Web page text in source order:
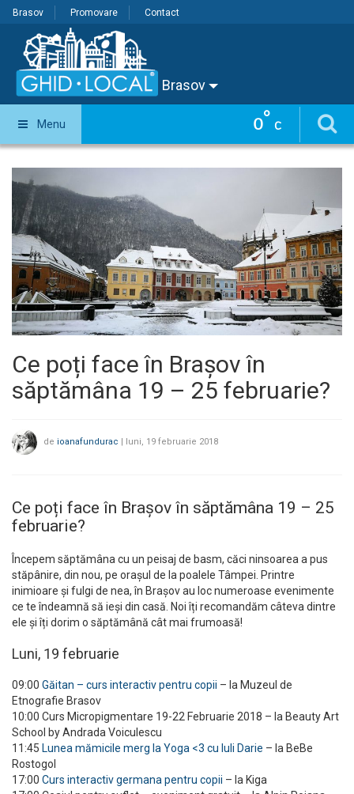
Brasov Promovare Contact
Brasov
0° C
Menu
Ce poți face în Brașov în
săptămâna 19 – 25 februarie?
de ioanafundurac | luni, 19 februarie 2018
Ce poți face în Brașov în săptămâna 19 – 25
februarie?
Începem săptămâna cu un peisaj de basm, căci ninsoarea a pus
stăpânire, din nou, pe orașul de la poalele Tâmpei. Printre
inimioare și fulgi de nea, în Brașov au loc numeroase evenimente
ce te îndeamnă să ieși din casă. Noi îți recomandăm câteva dintre
ele și îți dorim o săptămână cât mai frumoasă!
Luni, 19 februarie
09:00 Găitan – curs interactiv pentru copii – la Muzeul de
Etnografie Brasov
10:00 Curs Micropigmentare 19-22 Februarie 2018 – la Beauty Art
School by Andrada Voiculescu
11:45 Lunea mămicile merg la Yoga <3 cu Iuli Darie – la BeBe
Rostogol
17:00 Curs interactiv germana pentru copii – la Kiga